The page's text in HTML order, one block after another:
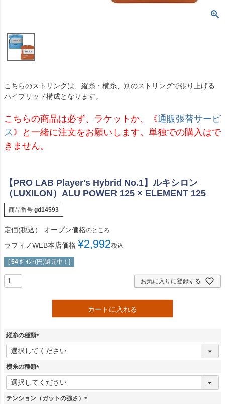
こちらのストリングは、縦糸・横糸、別のストリングで張り上げる
ハイブリッド構成となります。
こちらの商品は必ず、ラケットか、《通販張替サービ
ス 》と一緒に注文をお願いします。単独での購入はで
きません。
【PRO LAB Player's Hybrid No.1】ルキシロン
（LUXILON）ALU POWER 125 × ELEMENT 125
商品番号 gd14593
定価(税込） オープン価格のところ
ラフィノWEB本店価格 ¥2,992税込
[ 54 ﾎﾟｲﾝﾄ(円)還元中！]
お気に入りに登録する
カートに入れる
縦糸の種類
(
必
須
横糸の種類
(
必
須
テンション（ガットの強さ）